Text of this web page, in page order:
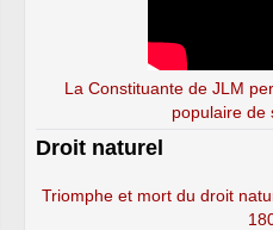
La Constituante de JLM
populaire de
Droit naturel
Triomphe et mort du droit